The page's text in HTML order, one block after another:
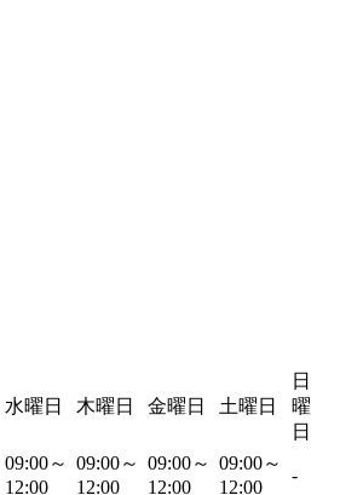
水曜日 木曜日 金曜日 土曜日
日
曜
日
09:00～
12:00
09:00～
12:00
09:00～
12:00
09:00～
12:00
-